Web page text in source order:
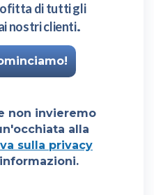
di tutti gli
nostri clienti.
non invieremo
alla
sulla privacy